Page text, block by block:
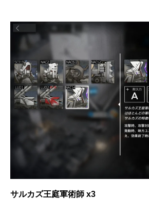
サルカズ王庭軍術師 x3